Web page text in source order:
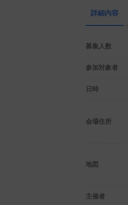
詳細内容
募集人数
参加対象者
日時
会場住所
地図
主催者